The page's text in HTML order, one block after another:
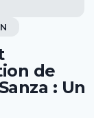
de
: Un